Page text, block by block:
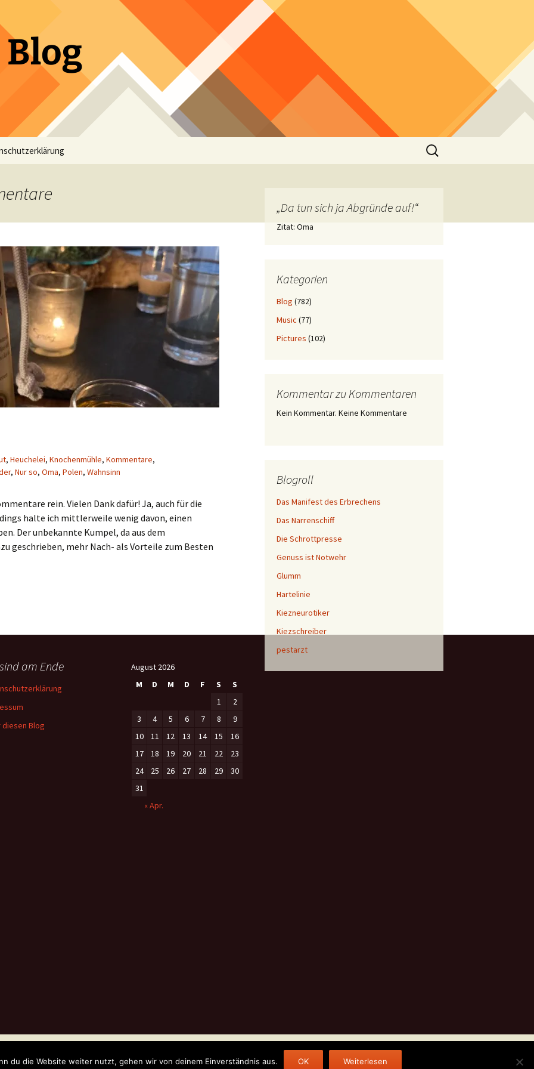
Suchen
nach:
, Heuchelei, Knochenmühle, Kommentare,
, Nur so, Oma, Polen, Wahnsinn
rein. Vielen Dank dafür! Ja, auch für die
halte ich mittlerweile wenig davon, einen
Der unbekannte Kumpel, da aus dem
geschrieben, mehr Nach- als Vorteile zum Besten
„Da tun sich ja Abgründe auf!“
Zitat: Oma
Kategorien
Blog (782)
Music (77)
Pictures (102)
Kommentar zu Kommentaren
Kein Kommentar. Keine Kommentare
Blogroll
Das Manifest des Erbrechens
Das Narrenschiff
Die Schrottpresse
Genuss ist Notwehr
Glumm
Hartelinie
Kiezneurotiker
Kiezschreiber
pestarzt
am Ende
diesen Blog
August 2026
M
D M D F S
S
1
2
3
4 5 6 7 8
9
10
11 12 13 14 15
16
17
18 19 20 21 22
23
24
25 26 27 28 29
30
31
« Apr.
du die Website weiter nutzt, gehen wir von deinem Einverständnis aus. OK Weiterlesen